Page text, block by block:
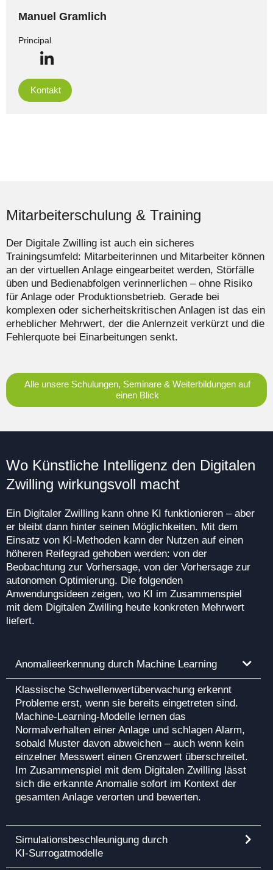
Manuel Gramlich
Principal
Kontakt
Mitarbeiterschulung & Training
Der Digitale Zwilling ist auch ein sicheres
Trainingsumfeld: Mitarbeiterinnen und Mitarbeiter können
an der virtuellen Anlage eingearbeitet werden, Störfälle
üben und Bedienabfolgen verinnerlichen – ohne Risiko
für Anlage oder Produktionsbetrieb. Gerade bei
komplexen oder sicherheitskritischen Anlagen ist das ein
erheblicher Mehrwert, der die Anlernzeit verkürzt und die
Fehlerquote bei Einarbeitungen senkt.
Alle unsere Schulungen, Seminare & Weiterbildungen auf
einen Blick
Wo Künstliche Intelligenz den Digitalen
Zwilling wirkungsvoll macht
Ein Digitaler Zwilling kann ohne KI funktionieren – aber
er bleibt dann hinter seinen Möglichkeiten. Mit dem
Einsatz von KI‑Methoden kann der Nutzen auf einen
höheren Reifegrad gehoben werden: von der
Beobachtung zur Vorhersage, von der Vorhersage zur
autonomen Optimierung. Die folgenden
Anwendungsideen zeigen, wo KI im Zusammenspiel
mit dem Digitalen Zwilling heute konkreten Mehrwert
liefert.
Anomalieerkennung durch Machine Learning
Klassische Schwellenwertüberwachung erkennt
Probleme erst, wenn sie bereits eingetreten sind.
Machine‑Learning‑Modelle lernen das
Normalverhalten einer Anlage und schlagen Alarm,
sobald Muster davon abweichen – auch wenn kein
einzelner Messwert einen Grenzwert überschreitet.
Im Zusammenspiel mit dem Digitalen Zwilling lässt
sich die erkannte Anomalie sofort im Kontext der
gesamten Anlage verorten und bewerten.
Simulationsbeschleunigung durch
KI‑Surrogatmodelle